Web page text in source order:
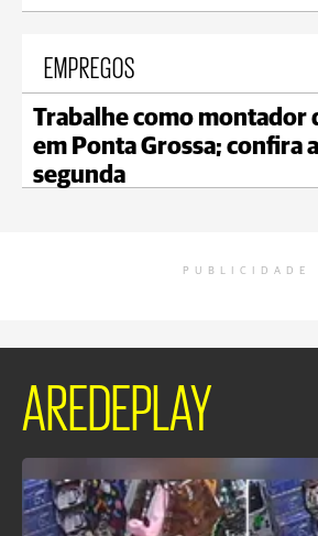
EMPREGOS
Trabalhe como montador
em Ponta Grossa; confira
segunda
PUBLICIDADE
AREDEPLAY